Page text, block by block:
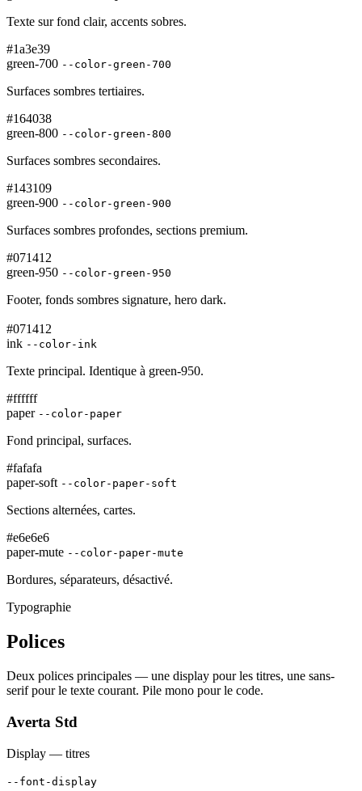
Texte sur fond clair, accents sobres.
#1a3e39
green-700 --color-green-700
Surfaces sombres tertiaires.
#164038
green-800 --color-green-800
Surfaces sombres secondaires.
#143109
green-900 --color-green-900
Surfaces sombres profondes, sections premium.
#071412
green-950 --color-green-950
Footer, fonds sombres signature, hero dark.
#071412
ink --color-ink
Texte principal. Identique à green-950.
#ffffff
paper --color-paper
Fond principal, surfaces.
#fafafa
paper-soft --color-paper-soft
Sections alternées, cartes.
#e6e6e6
paper-mute --color-paper-mute
Bordures, séparateurs, désactivé.
Typographie
Polices
Deux polices principales — une display pour les titres, une sans-
serif pour le texte courant. Pile mono pour le code.
Averta Std
Display — titres
--font-display